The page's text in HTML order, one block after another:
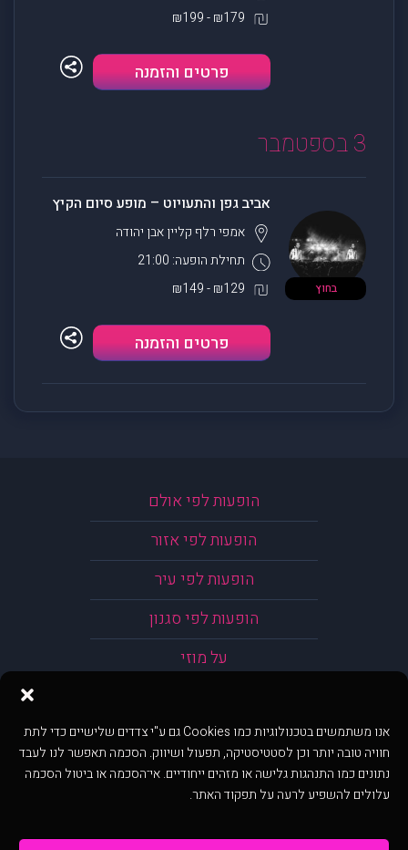
אנו משתמשים בטכנולוגיות כמו Cookies גם ע"י צדדים שלישיים כדי לתת
חוויה טובה יותר וכן לסטטיסטיקה, תפעול ושיווק. הסכמה תאפשר לנו לעבד
נתונים כמו התנהגות גלישה או מזהים ייחודיים. אי־הסכמה או ביטול הסכמה
עלולים להשפיע לרעה על תפקוד האתר.
₪179 - ₪199
פרטים והזמנה
3 בספטמבר
בחוץ
אביב גפן והתעויוט – מופע סיום הקיץ
תחילת הופעה: 21:00
אמפי רלף קלייןאבן יהודה
₪129 - ₪149
פרטים והזמנה
הופעות לפי אולם
הופעות לפי אזור
הופעות לפי עיר
הופעות לפי סגנון
על מוזי